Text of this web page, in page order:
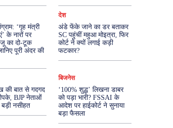
‘गृह मंत्री
के नारों पर
का दो-टूक
पूरी अंदर की
देश
अंडे फेंके जाने का डर बताकर
SC पहुंचीं महुआ मोइत्रा, फिर
कोर्ट ने क्यों लगाई कड़ी
फटकार?
की बात से गदगद
BJP नेताओं
बड़ी नसीहत
बिजनेस
‘100% शुद्ध’ लिखना डाबर
को पड़ा भारी? FSSAI के
आदेश पर हाईकोर्ट ने सुनाया
बड़ा फैसला